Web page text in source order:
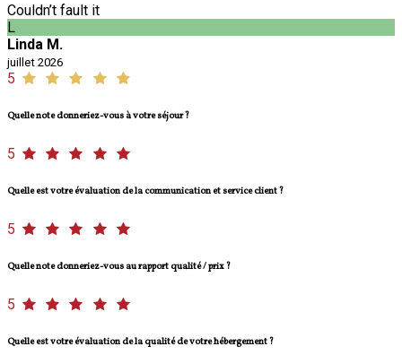
Couldn’t fault it
L
Linda M.
juillet 2026
5
Quelle note donneriez-vous à votre séjour ?
5
Quelle est votre évaluation de la communication et service client ?
5
Quelle note donneriez-vous au rapport qualité / prix ?
5
Quelle est votre évaluation de la qualité de votre hébergement ?